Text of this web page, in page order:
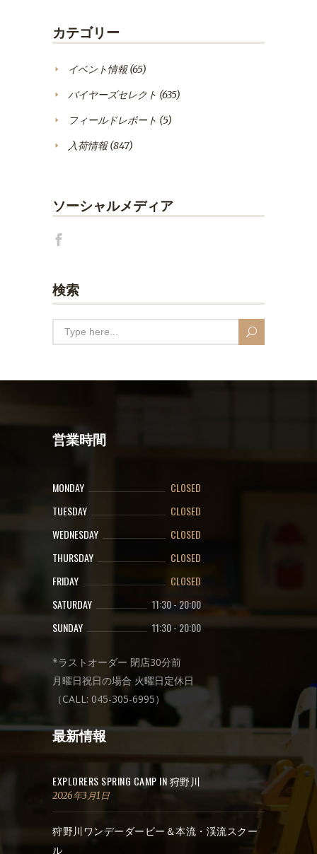
カテゴリー
イベント情報(65)
バイヤーズセレクト (635)
フィールドレポート (5)
入荷情報(847)
ソーシャルメディア
検索
営業時間
MONDAY
CLOSED
TUESDAY
CLOSED
WEDNESDAY
CLOSED
THURSDAY
CLOSED
FRIDAY
CLOSED
SATURDAY
11:30- 20:00
SUNDAY
11:30-20:00
*ラストオーダー 閉店30分前
月曜日祝日の場合 火曜日定休日
（CALL: 045-305-6995）
最新情報
EXPLORERS SPRING CAMP IN 狩野川
2026年3月1日
狩野川ワンデーダービー＆本流・渓流スクー
ル